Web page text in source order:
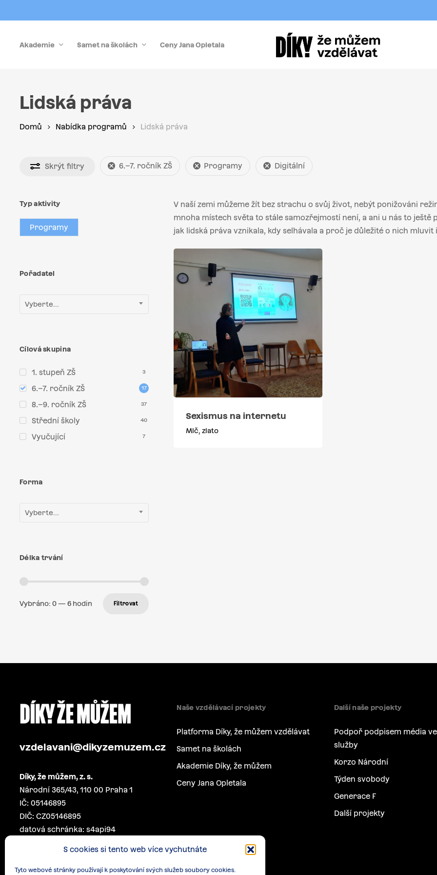
S cookies si tento web více vychutnáte
Tyto webové stránky používají k poskytování svých služeb soubory cookies.
to
contentAkademie Samet na školách Ceny Jana Opletala
Lidská práva
Domů Nabídka programů Lidská práva
Skrýt filtry 6.–7. ročník ZŠ Programy Digitální
Typ aktivity
Programy
Pořadatel
Vyberte...
Cílová skupina
1. stupeň ZŠ 3
6.–7. ročník ZŠ 17
8.–9. ročník ZŠ 37
Střední školy 40
Vyučující 7
Forma
Vyberte...
Délka trvání
Vybráno: 0— 6 hodin Filtrovat
V naší zemi můžeme žít bez strachu o svůj život, nebýt ponižováni
mnoha místech světa to stále samozřejmostí není, a ani u nás to
jak lidská práva vznikala, kdy selhávala a proč je důležité o nich mluvit
Sexismus na internetu
Mlč, zlato
vzdelavani@dikyzemuzem.cz
Díky, že můžem, z. s.
Národní 365/43, 110 00 Praha 1
IČ: 05146895
DIČ: CZ05146895
datová schránka: s4api94
Naše vzdělávací projekty
Platforma Díky, že můžem vzdělávat
Samet na školách
Akademie Díky, že můžem
Ceny Jana Opletala
Další naše projekty
Podpoř podpisem média
služby
Korzo Národní
Týden svobody
Generace F
Další projekty